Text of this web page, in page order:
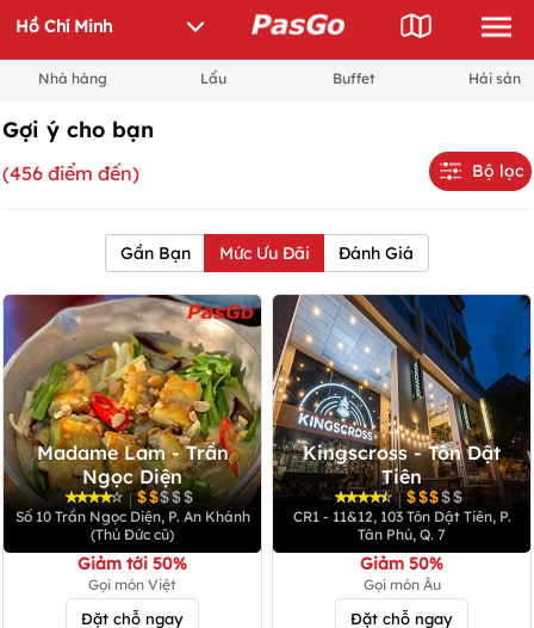
Nhà hàng Lẩu Buffet Hải sản
Gợi ý cho bạn
(456 điểm đến) Bộ lọc
Gần Bạn Mức Ưu Đãi Đánh Giá
Madame Lam - Trần
Ngọc Diện
|
Số 10 Trần Ngọc Diện, P. An Khánh
(Thủ Đức cũ)
Giảm tới 50%
Gọi món Việt
Đặt chỗ ngay
Kingscross - Tôn Dật
Tiên
|
CR1 - 11&12, 103 Tôn Dật Tiên, P.
Tân Phú, Q. 7
Giảm 50%
Gọi món Âu
Đặt chỗ ngay